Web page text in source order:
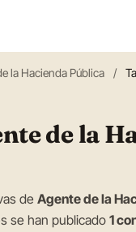
la Hacienda Pública /
de la
de Agente de la
se han publicado 1